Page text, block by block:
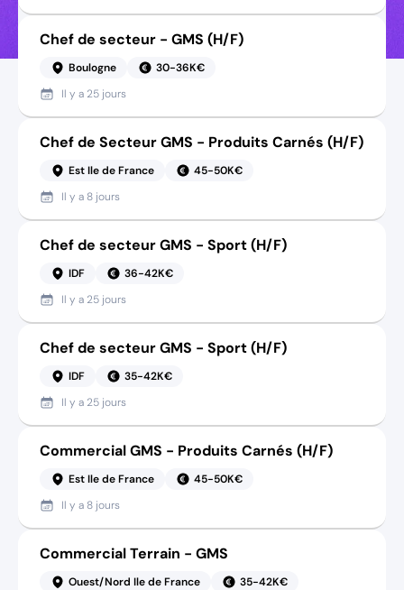
Chef de secteur - GMS (H/F)
Boulogne
30-36K€
Il y a 25 jours
Chef de Secteur GMS - Produits Carnés (H/F)
Est Ile de France
45-50K€
Il y a 8 jours
Chef de secteur GMS - Sport (H/F)
IDF
36-42K€
Il y a 25 jours
Chef de secteur GMS - Sport (H/F)
IDF
35-42K€
Il y a 25 jours
Commercial GMS - Produits Carnés (H/F)
Est Ile de France
45-50K€
Il y a 8 jours
Commercial Terrain - GMS
Ouest/Nord Ile de France
35-42K€